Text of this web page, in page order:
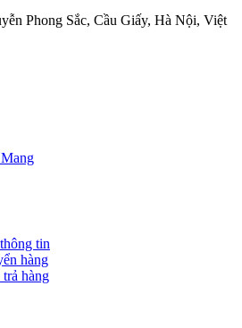
Phong Sắc, Cầu Giấy, Hà Nội, Việt
tin
hàng
hàng